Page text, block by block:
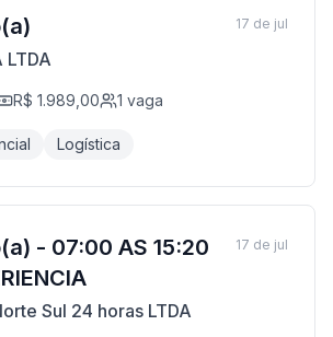
LTDA
R$ 1.989,00 1 vaga
Logística
17 de jul
- 07:00 AS 15:20
Sul 24 horas LTDA
17 de jul